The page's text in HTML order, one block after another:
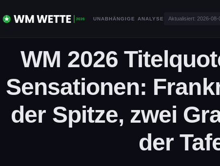
UNABHÄNGIGE ANALYSE Aktualisiert: 2026-08-
WM 2026
Sensationen:
der Spitze, zwei
der